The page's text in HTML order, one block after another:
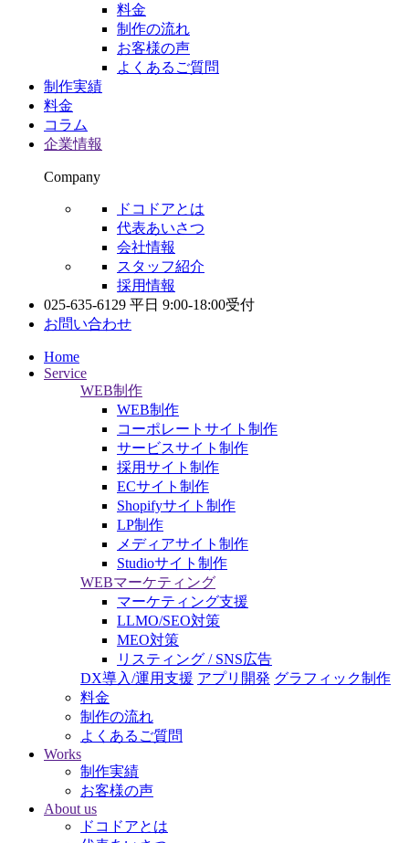
料金
制作の流れ
お客様の声
よくあるご質問
制作実績
料金
コラム
企業情報
Company
ドコドアとは
代表あいさつ
会社情報
スタッフ紹介
採用情報
025-635-6129 平日 9:00-18:00受付
お問い合わせ
Home
Service
WEB制作
WEB制作
コーポレートサイト制作
サービスサイト制作
採用サイト制作
ECサイト制作
Shopifyサイト制作
LP制作
メディアサイト制作
Studioサイト制作
WEBマーケティング
マーケティング支援
LLMO/SEO対策
MEO対策
リスティング / SNS広告
DX導入/運用支援 アプリ開発 グラフィック制作
料金
制作の流れ
よくあるご質問
Works
制作実績
お客様の声
About us
ドコドアとは